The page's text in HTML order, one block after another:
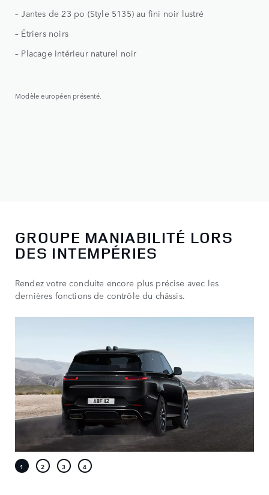
– Jantes de 23 po (Style 5135) au fini noir lustré
– Étriers noirs
– Placage intérieur naturel noir
Modèle européen présenté.
GROUPE MANIABILITÉ LORS
DES INTEMPÉRIES
Rendez votre conduite encore plus précise avec les
dernières fonctions de contrôle du châssis.